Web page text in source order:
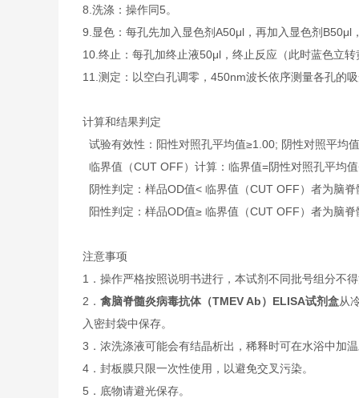
8.洗涤：操作同5。
9.显色：每孔先加入显色剂A50μl，再加入显色剂
10.终止：每孔加终止液50μl，终止反应（此时蓝色立转
11.测定：以空白孔调零，450nm波长依序测量各孔的
计算和结果判定
试验有效性：阳性对照孔平均值≥1.00; 阴性对照平均
临界值（CUT OFF）计算：临界值=阴性对照孔平均
阴性判定：样品OD值< 临界值（CUT OFF）者为脑
阳性判定：样品OD值≥ 临界值（CUT OFF）者为脑
注意事项
1．操作严格按照说明书进行，本试剂不同批号组分不
2． 禽脑脊髓炎病毒抗体（TMEV Ab）ELISA试剂盒从
入密封袋中保存。
3．浓洗涤液可能会有结晶析出，稀释时可在水浴中加
4．封板膜只限一次性使用，以避免交叉污染。
5．底物请避光保存。